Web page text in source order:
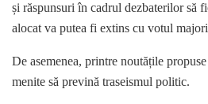
și răspunsuri în cadrul dezbaterilor să
alocat va putea fi extins cu votul
De asemenea, printre noutățile
menite să prevină traseismul politic.